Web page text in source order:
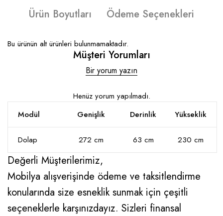
Ürün Boyutları
Ödeme Seçenekleri
Bu ürünün alt ürünleri bulunmamaktadır.
Müşteri Yorumları
Bir yorum yazın
Henüz yorum yapılmadı.
Modül
Genişlik Derinlik Yükseklik
Dolap 272 cm 63 cm 230 cm
Değerli Müşterilerimiz,
Mobilya alışverişinde ödeme ve taksitlendirme
konularında size esneklik sunmak için çeşitli
seçeneklerle karşınızdayız. Sizleri finansal